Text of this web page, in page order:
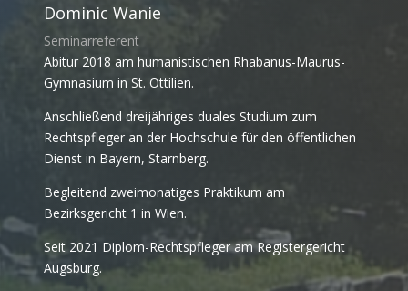
Dominic Wanie
Seminarreferent
Abitur 2018 am humanistischen Rhabanus-Maurus-
Gymnasium in St. Ottilien.
Anschließend dreijähriges duales Studium zum
Rechtspfleger an der Hochschule für den öffentlichen
Dienst in Bayern, Starnberg.
Begleitend zweimonatiges Praktikum am
Bezirksgericht 1 in Wien.
Seit 2021 Diplom-Rechtspfleger am Registergericht
Augsburg.